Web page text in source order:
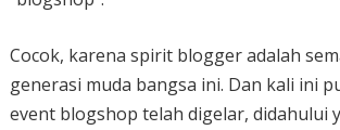
Cocok, karena spirit blogger adalah
generasi muda bangsa ini. Dan kali ini
event blogshop telah digelar, didahului